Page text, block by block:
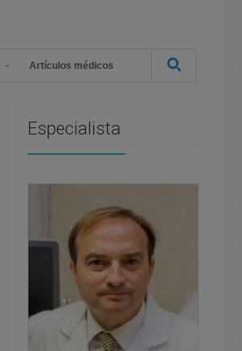
Artículos médicos
Especialista